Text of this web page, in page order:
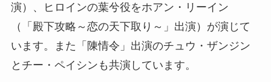
演）、ヒロインの葉兮役をホアン・リーイン
（「殿下攻略～恋の天下取り～」出演）が演じて
います。また「陳情令」出演のチュウ・ザンジン
とチー・ペイシンも共演しています。